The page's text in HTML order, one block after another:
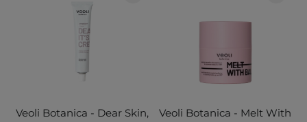
Veoli Botanica - Dear Skin,
Veoli Botanica - Melt With